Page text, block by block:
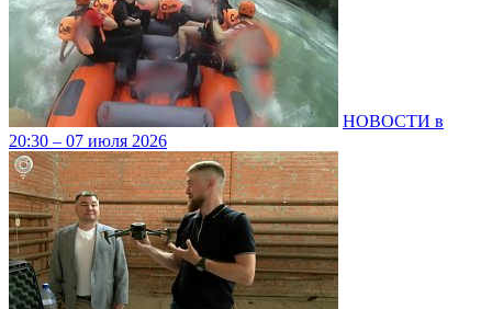
НОВОСТИ в
20:30 – 07 июля 2026